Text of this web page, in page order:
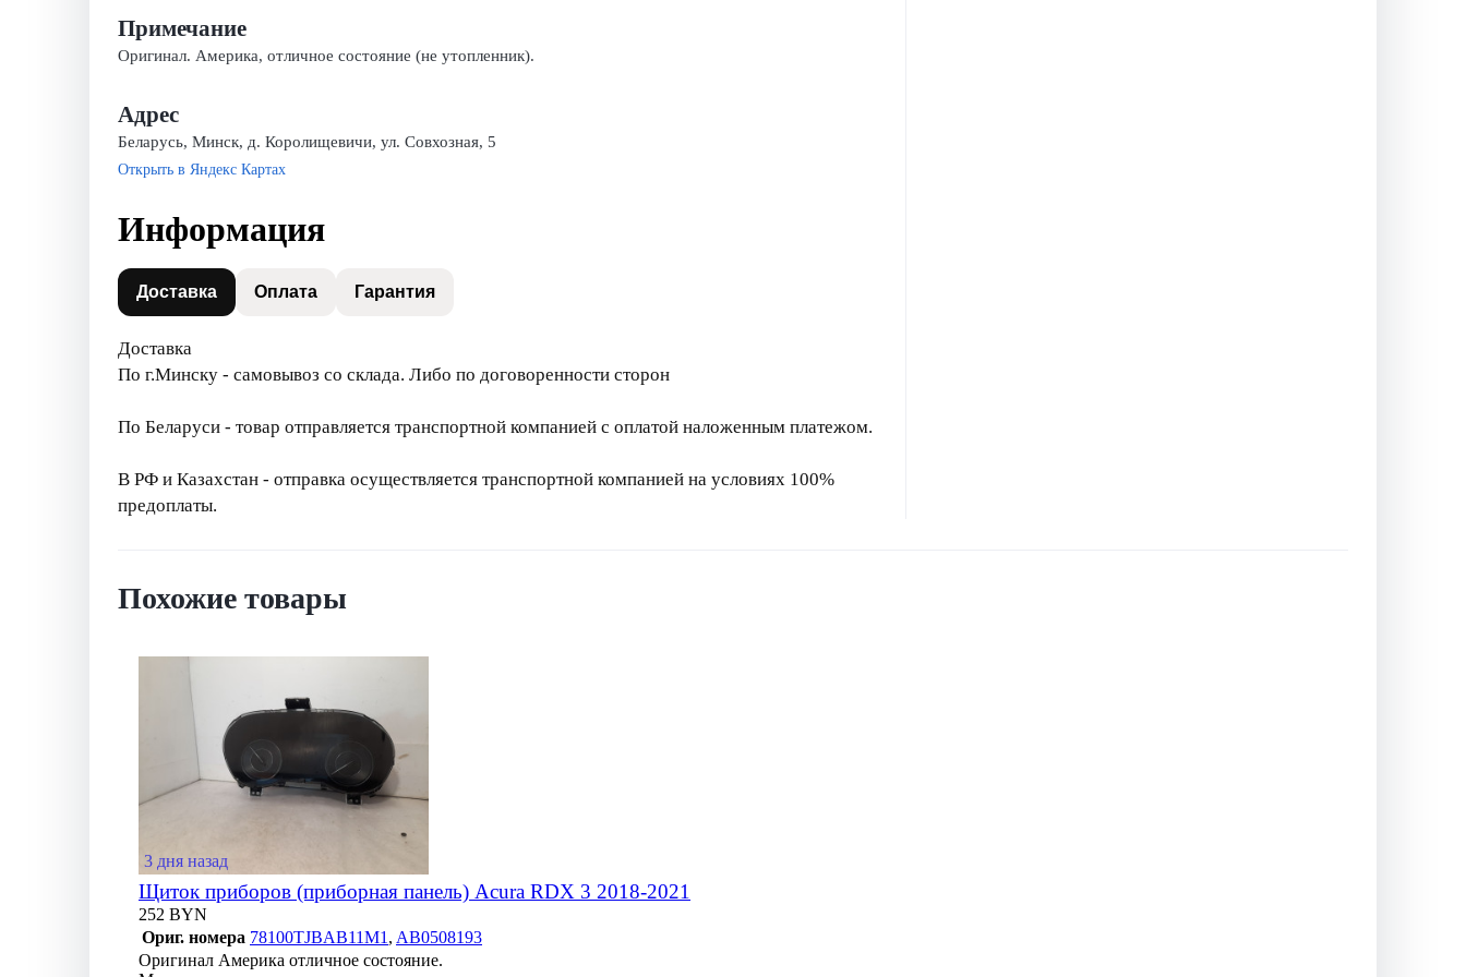
Примечание
Оригинал. Америка, отличное состояние (не утопленник).
Адрес
Беларусь, Минск, д. Королищевичи, ул. Совхозная, 5
Открыть в Яндекс Картах
Информация
Доставка Оплата Гарантия
Доставка
По г.Минску - самовывоз со склада. Либо по договоренности сторон
По Беларуси - товар отправляется транспортной компанией с оплатой наложенным платежом.
В РФ и Казахстан - отправка осуществляется транспортной компанией на условиях 100%
предоплаты.
Похожие товары
3 дня назад
Щиток приборов (приборная панель) Acura RDX 3 2018-2021
252 BYN
Ориг. номера 78100TJBAB11M1 , AB0508193
Оригинал Америка отличное состояние.